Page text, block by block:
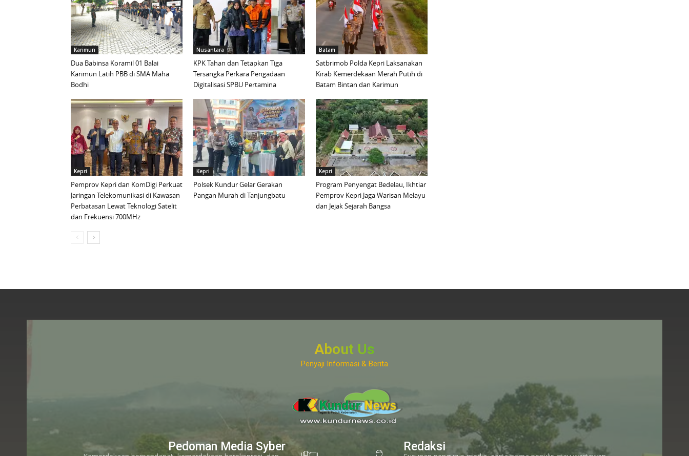
Karimun
Dua Babinsa Koramil 01 Balai
Karimun Latih PBB di SMA Maha
Bodhi
Nusantara
KPK Tahan dan Tetapkan Tiga
Tersangka Perkara Pengadaan
Digitalisasi SPBU Pertamina
Batam
Satbrimob Polda Kepri Laksanakan
Kirab Kemerdekaan Merah Putih di
Batam Bintan dan Karimun
Kepri
Pemprov Kepri dan KomDigi Perkuat
Jaringan Telekomunikasi di Kawasan
Perbatasan Lewat Teknologi Satelit
dan Frekuensi 700MHz
Kepri
Polsek Kundur Gelar Gerakan
Pangan Murah di Tanjungbatu
Kepri
Program Penyengat Bedelau, Ikhtiar
Pemprov Kepri Jaga Warisan Melayu
dan Jejak Sejarah Bangsa
About Us
Penyaji Informasi & Berita
www.kundurnews.co.id
Pedoman Media Syber Redaksi